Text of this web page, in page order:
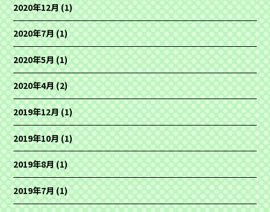
2020年12月(1)
2020年7月(1)
2020年5月(1)
2020年4月(2)
2019年12月(1)
2019年10月(1)
2019年8月(1)
2019年7月(1)